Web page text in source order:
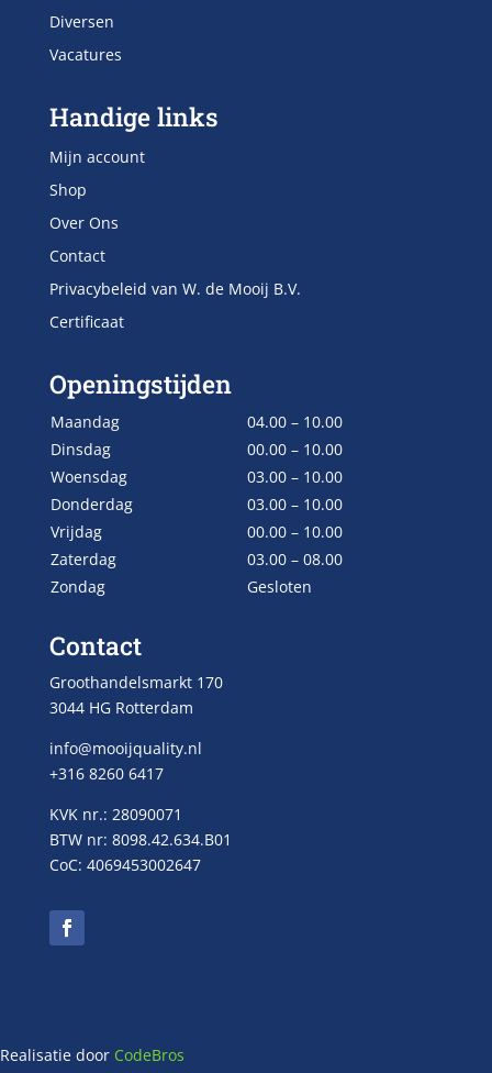
Diversen
Vacatures
Handige links
Mijn account
Shop
Over Ons
Contact
Privacybeleid van W. de Mooij B.V.
Certificaat
Openingstijden
Maandag
04.00 – 10.00
Dinsdag
00.00 – 10.00
Woensdag
03.00 – 10.00
Donderdag
03.00 – 10.00
Vrijdag
00.00 – 10.00
Zaterdag
03.00 – 08.00
Zondag
Gesloten
Contact
Groothandelsmarkt 170
3044 HG Rotterdam
info@mooijquality.nl
+316 8260 6417
KVK nr.: 28090071
BTW nr: 8098.42.634.B01
CoC: 4069453002647
Realisatie door CodeBros